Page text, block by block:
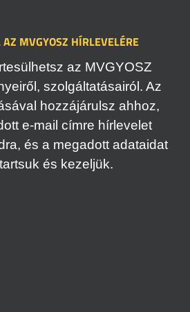
AZ MVGYOSZ HÍRLEVELÉRE
az MVGYOSZ
szolgáltatásairól. Az
hozzájárulsz ahhoz,
e-mail címre hírlevelet
és a megadott adataidat
és kezeljük.